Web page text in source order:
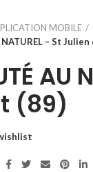
MOBILE
NATUREL – St
AU
(89)